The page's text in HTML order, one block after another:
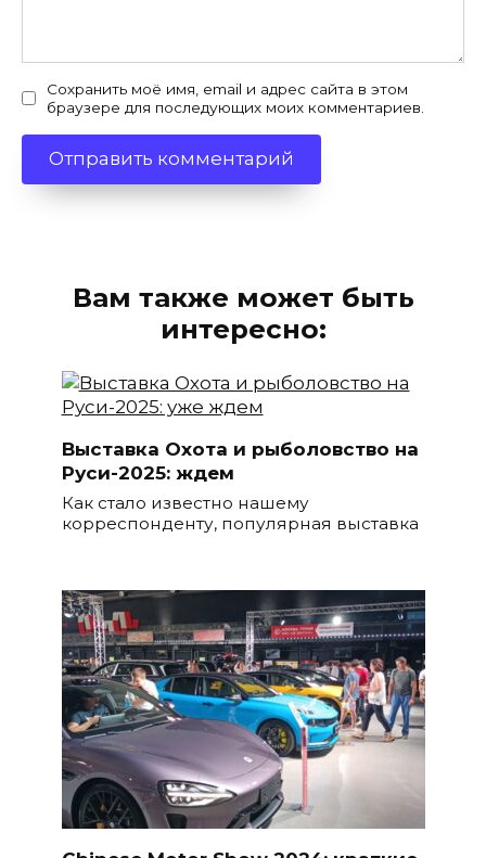
Сохранить моё имя, email и адрес сайта в этом
браузере для последующих моих комментариев.
Вам также может быть
интересно:
Выставка Охота и рыболовство на
Руси-2025: ждем
Как стало известно нашему
корреспонденту, популярная выставка